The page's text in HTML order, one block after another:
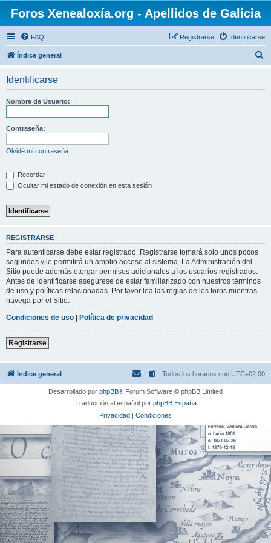
Foros Xenealoxía.org - Apellidos de Galicia
FAQ Identificarse
Registrarse
Índice general
Identificarse
Nombre de Usuario:
Contraseña:
Olvidé mi contraseña
Recordar
Ocultar mi estado de conexión en esta sesión
REGISTRARSE
Para autenticarse debe estar registrado. Registrarse tomará solo unos pocos
segundos y le permitirá un amplio acceso al sistema. La Administración del
Sitio puede además otorgar permisos adicionales a los usuarios registrados.
Antes de identificarse asegúrese de estar familiarizado con nuestros términos
de uso y políticas relacionadas. Por favor lea las reglas de los foros mientras
navega por el Sitio.
Condiciones de uso | Política de privacidad
Registrarse
Índice general Todos los horarios son UTC+02:00
Desarrollado por phpBB® Forum Software © phpBB Limited
Traducción al español por phpBB España
Privacidad | Condiciones